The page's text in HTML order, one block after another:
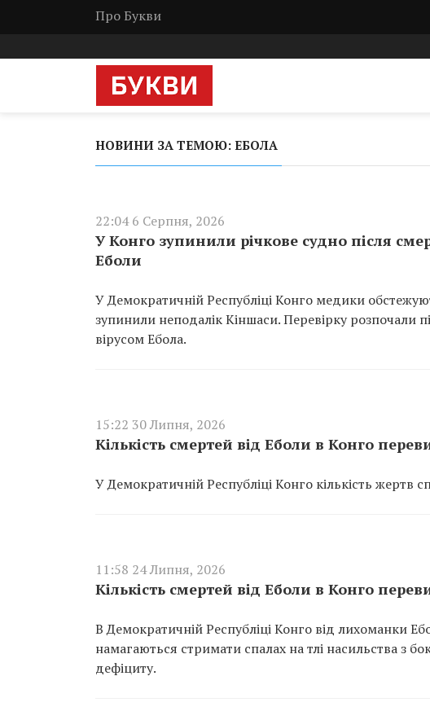
Про Букви
НОВИНИ ЗА ТЕМОЮ: ЕБОЛА
22:04 6 Серпня, 2026
У Конго зупинили річкове судно після
Еболи
У Демократичній Республіці Конго медики
зупинили неподалік Кіншаси. Перевірку розпочали
вірусом Ебола.
15:22 30 Липня, 2026
Кількість смертей від Еболи в Конго
У Демократичній Республіці Конго кількість жертв
11:58 24 Липня, 2026
Кількість смертей від Еболи в Конго
В Демократичній Республіці Конго від лихоманки
намагаються стримати спалах на тлі насильства з
дефіциту.